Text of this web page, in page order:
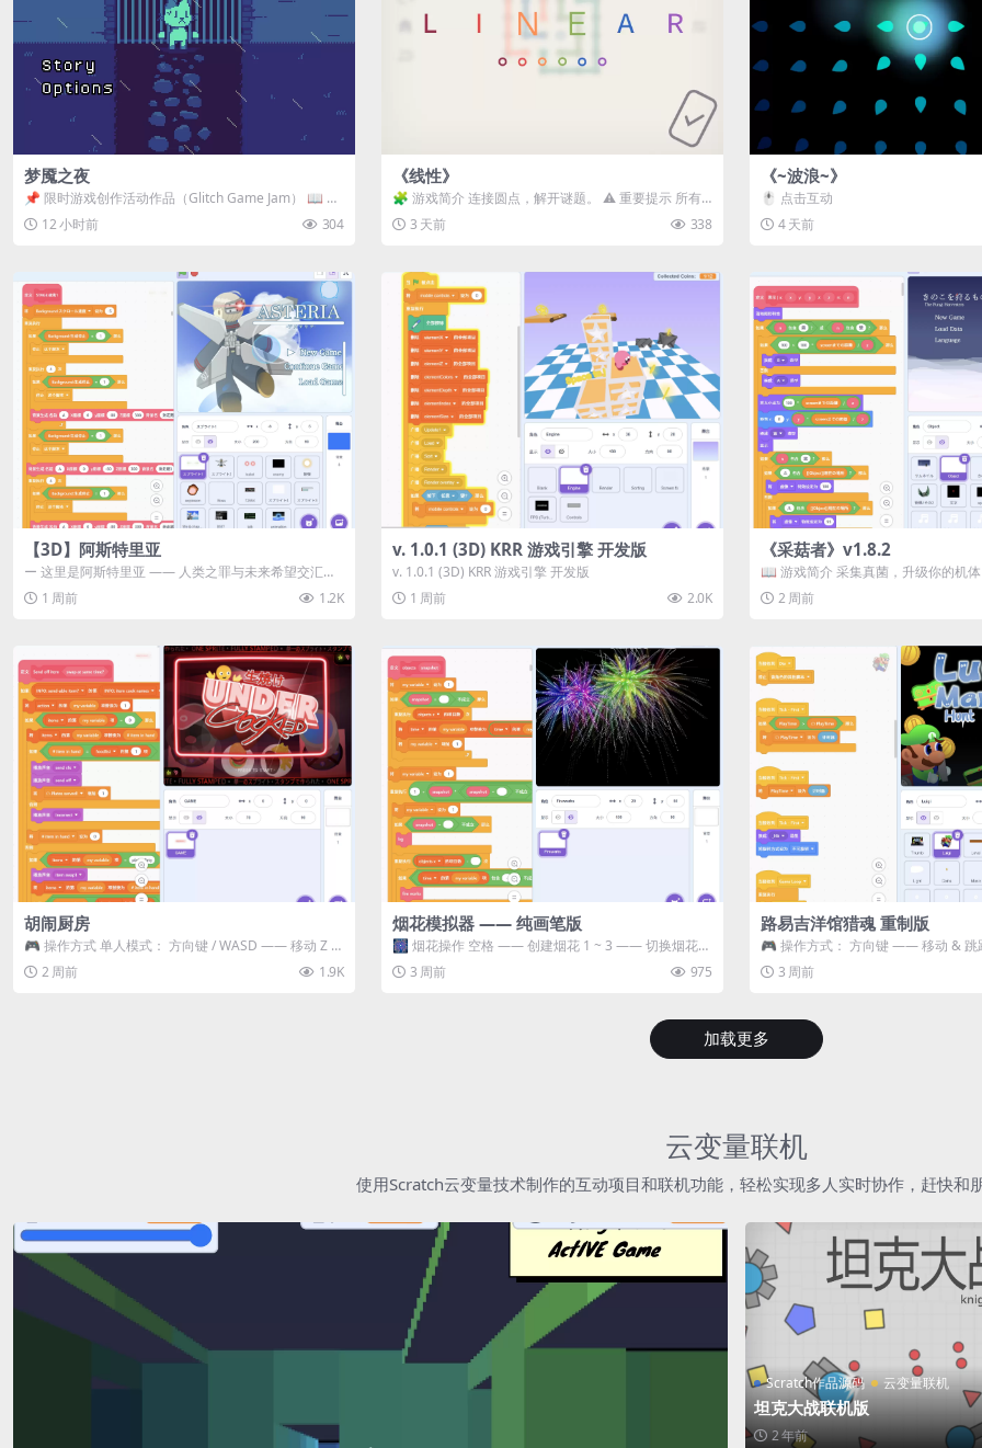
梦魇之夜
📌 限时游戏创作活动作品（Glitch Game Jam） 📖 故
事背景 怪物四...
12 小时前 304
《线性》
🧩 游戏简介 连接圆点，解开谜题。 ⚠️ 重要提示 所有
关卡均可通关，请确保使用...
3 天前 338
《~波浪~》
🖱️ 点击互动
4 天前
【3D】阿斯特里亚
ー 这里是阿斯特里亚 —— 人类之罪与未来希望交汇之
地 📖 游戏简介 《阿斯特里...
1 周前 1.2K
v. 1.0.1 (3D) KRR 游戏引擎 开发版
v. 1.0.1 (3D) KRR 游戏引擎 开发版
1 周前
2.0K
《采菇者》v1.8.2
📖 游戏简介 采集真菌，升级你的机
域探索。 这是一款静谧的探索冒...
2 周前
胡闹厨房
🎮 操作方式 单人模式： 方向键 / WASD —— 移动 Z /
K —— 抓...
2 周前 1.9K
烟花模拟器 —— 纯画笔版
🎆 烟花操作 空格 —— 创建烟花 1 ~ 3 —— 切换烟花类
型 普通烟花 嘶...
3 周前 975
路易吉洋馆猎魂 重制版
🎮 操作方式： 方向键 —— 移动 &
宝箱 将你...
3 周前
加载更多
云变量联机
使用Scratch云变量技术制作的互动项目和联机功能，轻松实现多人实时协作，赶快和
Scratch作品源码 云变量联机
坦克大战联机版
2 年前